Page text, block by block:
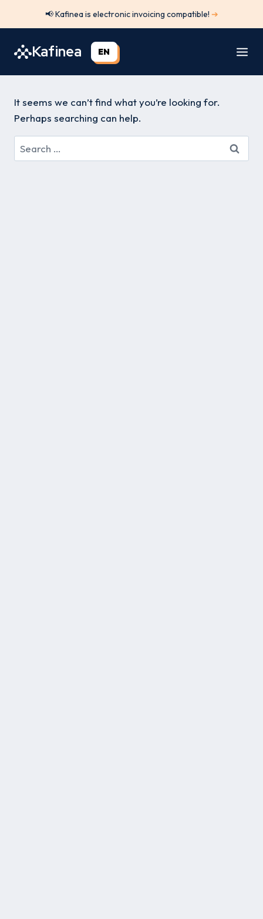
📢 Kafinea is electronic invoicing compatible! ➔
Kafinea EN
It seems we can’t find what you’re looking for.
Perhaps searching can help.
Search
for: